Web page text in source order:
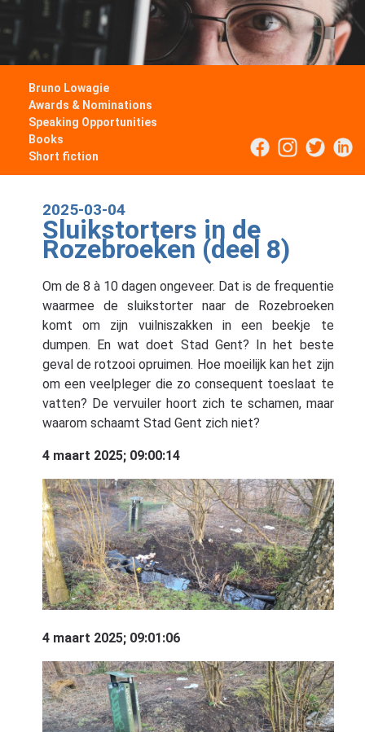
Bruno Lowagie
Awards & Nominations
Speaking Opportunities
Books
Short fiction
2025-03-04
Sluikstorters in de
Rozebroeken (deel 8)
Om de 8 à 10 dagen ongeveer. Dat is de frequentie
waarmee de sluikstorter naar de Rozebroeken
komt om zijn vuilniszakken in een beekje te
dumpen. En wat doet Stad Gent? In het beste
geval de rotzooi opruimen. Hoe moeilijk kan het zijn
om een veelpleger die zo consequent toeslaat te
vatten? De vervuiler hoort zich te schamen, maar
waarom schaamt Stad Gent zich niet?
4 maart 2025; 09:00:14
4 maart 2025; 09:01:06